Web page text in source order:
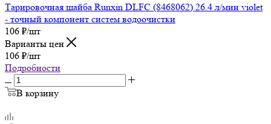
Тарировочная шайба Runxin DLFC (8468062) 26.4 л/мин violet
- точный компонент систем водоочистки
106 ₽/шт
Варианты цен
106 ₽/шт
Подробности
В корзину